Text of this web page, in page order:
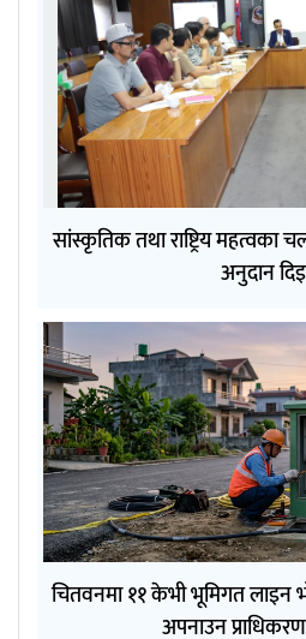
सांस्कृतिक तथा राष्ट्रिय महत्वका
अनुदान
चितवनमा ११ केभी भूमिगत लाइन
अपनाउन